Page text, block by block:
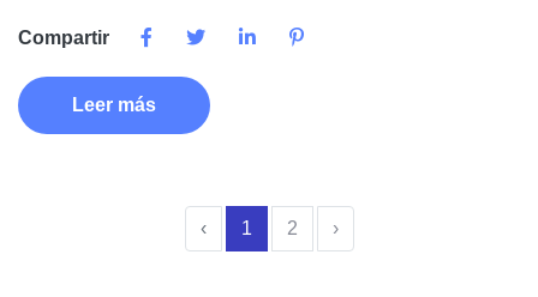
Compartir
Leer más
‹ 1 2 ›